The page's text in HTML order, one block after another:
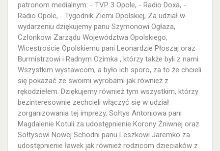
patronom medialnym: - TVP 3 Opole, - Radio Doxa, -
Radio Opole, - Tygodnik Ziemi Opolskiej, Za udział w
wydarzeniu dziękujemy panu Szymonowi Ogłaza,
Członkowi Zarządu Województwa Opolskiego,
Wicestroście Opolskiemu pani Leonardzie Płoszaj oraz
Burmistrzowi i Radnym Ozimka , którzy także byli z nami.
Wszystkim wystawcom, a było ich sporo, za to że chcieli
się pokazać ze swoimi wyrobami jak również z
rękodziełem. Dziękujemy również tym wszystkim, którzy
bezinteresownie zechcieli włączyć się w udział
zorganizowania tej imprezy, Sołtys Antoniowa pani
Magdalenie Kotuli za udostępnienie Korony Żniwnej oraz
Sołtysowi Nowej Schodni panu Leszkowi Jaremko za
udostępnienie ławek jak również rodzicom dzieciaków z